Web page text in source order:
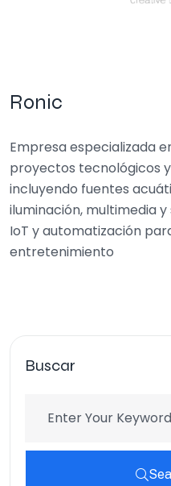
Ronic
Empresa especializada
proyectos tecnológicos
incluyendo fuentes
iluminación, multimedia
IoT y automatización
entretenimiento
Buscar